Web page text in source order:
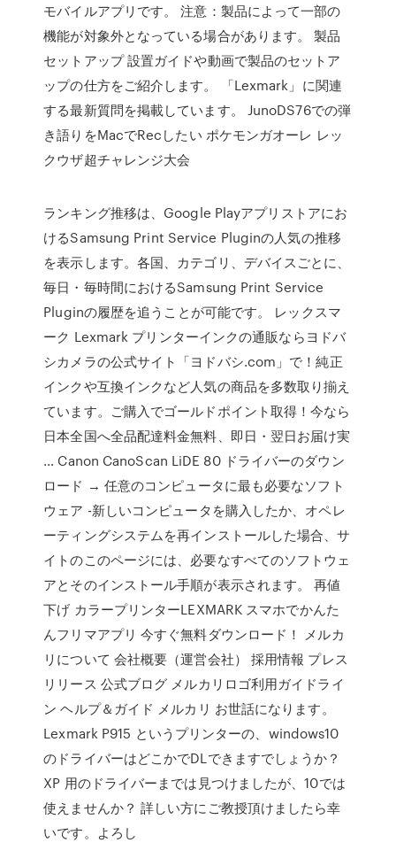
モバイルアプリです。 注意：製品によって一部の
機能が対象外となっている場合があります。 製品
セットアップ 設置ガイドや動画で製品のセットア
ップの仕方をご紹介します。 「Lexmark」に関連
する最新質問を掲載しています。 JunoDS76での弾
き語りをMacでRecしたい ポケモンガオーレ レッ
クウザ超チャレンジ大会
ランキング推移は、Google Playアプリストアにお
けるSamsung Print Service Pluginの人気の推移
を表示します。各国、カテゴリ、デバイスごとに、
毎日・毎時間におけるSamsung Print Service
Pluginの履歴を追うことが可能です。 レックスマ
ーク Lexmark プリンターインクの通販ならヨドバ
シカメラの公式サイト「ヨドバシ.com」で！純正
インクや互換インクなど人気の商品を多数取り揃え
ています。ご購入でゴールドポイント取得！今なら
日本全国へ全品配達料金無料、即日・翌日お届け実
… Canon CanoScan LiDE 80 ドライバーのダウン
ロード → 任意のコンピュータに最も必要なソフト
ウェア -新しいコンピュータを購入したか、オペレ
ーティングシステムを再インストールした場合、サ
イトのこのページには、必要なすべてのソフトウェ
アとそのインストール手順が表示されます。 再値
下げ カラープリンターLEXMARK スマホでかんた
んフリマアプリ 今すぐ無料ダウンロード！ メルカ
リについて 会社概要（運営会社） 採用情報 プレス
リリース 公式ブログ メルカリロゴ利用ガイドライ
ン ヘルプ＆ガイド メルカリ お世話になります。
Lexmark P915 というプリンターの、windows10
のドライバーはどこかでDLできますでしょうか？
XP 用のドライバーまでは見つけましたが、10では
使えませんか？ 詳しい方にご教授頂けましたら幸
いです。よろし